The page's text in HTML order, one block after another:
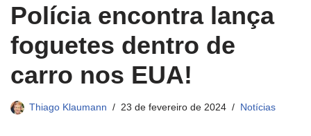
Polícia encontra lança
foguetes dentro de
carro nos EUA!
Thiago Klaumann 23 de fevereiro de 2024 Notícias